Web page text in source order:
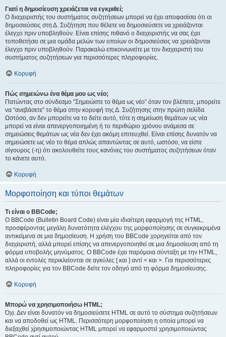
Γιατί η δημοσίευση χρειάζεται να εγκριθεί;
Ο διαχειριστής του συστήματος συζητήσεων μπορεί να έχει αποφασίσει ότι οι
δημοσιεύσεις στη Δ. Συζήτηση που θέλετε να δημοσιεύσετε να χρειάζονται
έλεγχο πριν υποβληθούν. Είναι επίσης πιθανό ο διαχειριστής να σας έχει
τοποθετήσει σε μια ομάδα μελών των οποίων οι δημοσιεύσεις να χρειάζονται
έλεγχο πριν υποβληθούν. Παρακαλώ επικοινωνείτε με τον διαχειριστή του
συστήματος συζητήσεων για περισσότερες πληροφορίες.
Κορυφή
Πώς σημειώνω ένα θέμα μου ως νέο;
Πατώντας στο σύνδεσμο “Σημειώστε το θέμα ως νέο” όταν τον βλέπετε, μπορείτε
να “ανεβάσετε” το θέμα στην κορυφή της Δ. Συζήτησης στην πρώτη σελίδα.
Ωστόσο, αν δεν μπορείτε να το δείτε αυτό, τότε η σημείωση θεμάτων ως νέα
μπορεί να είναι απενεργοποιημένη ή το περιθώριο χρόνου ανάμεσα σε
σημειώσεις θεμάτων ως νέα δεν έχει ακόμη επιτευχθεί. Είναι επίσης δυνατόν να
σημειώσετε ως νέο το θέμα απλώς απαντώντας σε αυτό, ωστόσο, να είστε
σίγουρος (-η) ότι ακολουθείτε τους κανόνες του συστήματος συζητήσεων όταν
το κάνετε αυτό.
Κορυφή
Μορφοποίηση και τύποι θεμάτων
Τι είναι ο BBCode;
Ο BBCode (Bulletin Board Code) είναι μία ιδιαίτερη εφαρμογή της HTML,
προσφέροντας μεγάλη δυνατότητα ελέγχου της μορφοποίησης σε συγκεκριμένα
αντικείμενα σε μια δημοσίευση. Η χρήση του BBCode χορηγείται από τον
διαχειριστή, αλλά μπορεί επίσης να απενεργοποιηθεί σε μια δημοσίευση από τη
φόρμα υποβολής μηνύματος. Ο BBCode έχει παρόμοια σύνταξη με την HTML,
αλλά οι εντολές περικλείονται σε αγκύλες [ και ] αντί < και >. Για περισσότερες
πληροφορίες για τον BBCode δείτε τον οδηγό από τη φόρμα δημοσίευσης.
Κορυφή
Μπορώ να χρησιμοποιήσω HTML;
Όχι. Δεν είναι δυνατόν να δημοσιεύσετε HTML σε αυτό το σύστημα συζητήσεων
και να αποδοθεί ως HTML. Περισσότερη μορφοποίηση η οποία μπορεί να
διεξαχθεί χρησιμοποιώντας HTML μπορεί να εφαρμοστεί χρησιμοποιώντας